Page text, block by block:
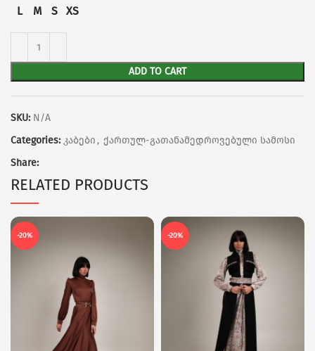
L
M S XS
ADD TO CART
SKU: N/A
Categories: კაბები, ქართულ-გათანამედროვებული სამოსი
Share:
RELATED PRODUCTS
-20% -20%